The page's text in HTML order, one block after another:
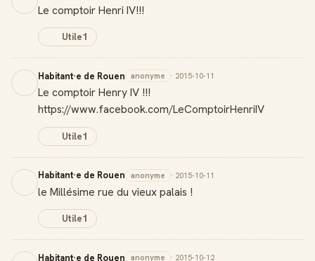
Le comptoir Henri IV!!!
Utile1
Habitant·e de Rouen anonyme · 2015-10-11
Le comptoir Henry IV !!!
https://www.facebook.com/LeComptoirHenriIV
Utile1
Habitant·e de Rouen anonyme · 2015-10-11
le Millésime rue du vieux palais !
Utile1
Habitant·e de Rouen anonyme · 2015-10-12